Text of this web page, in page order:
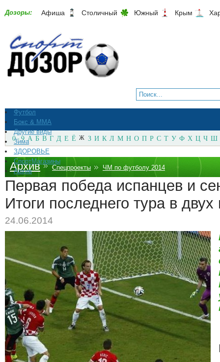
Дозоры: Афиша Столичный Южный Крым
Футбол
Бокс & ММА
Другие виды
Зима
ЗДОРОВЬЕ
СпортМагазины
Архив
0 - 9 А Б В Г Д Е Ё Ж З И К Л М Н О П Р С Т У Ф Х Ц Ч Ш
Архив Спецпроекты ЧМ по футболу 2014
Первая победа испанцев и
Итоги последнего тура в двух
24.06.2014